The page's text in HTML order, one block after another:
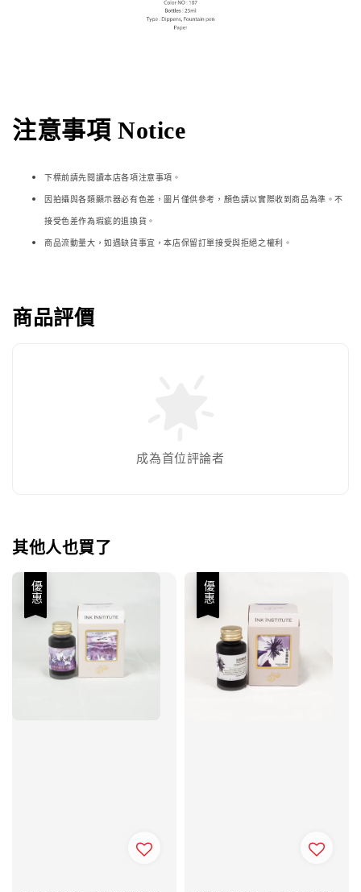
注意事項 Notice
下標前請先閱讀本店各項注意事項。
因拍攝與各類顯示器必有色差，圖片僅供參考，顏色請以實際收到商品為準。不
接受色差作為瑕疵的退換貨。
商品流動量大，如遇缺貨事宜，本店保留訂單接受與拒絕之權利。
商品評價
成為首位評論者
其他人也買了
優惠 優惠